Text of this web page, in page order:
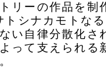
リーの作品を制
シナカモトなる
い自律分散化さ
って支えられる